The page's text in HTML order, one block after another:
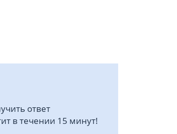
ответ
в течении 15 минут!